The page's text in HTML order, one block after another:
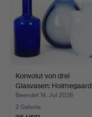
Konvolut von drei
Glasvasen: Holmegaard
un…
Beendet 14. Jul 2026
2 Gebote